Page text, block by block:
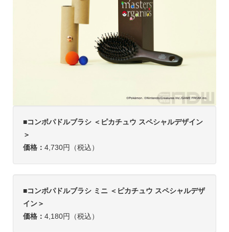
■コンボパドルブラシ ＜ピカチュウ スペシャルデザイン
＞
価格： 4,730円（税込）
■コンボパドルブラシ ミニ ＜ピカチュウ スペシャルデザ
イン＞
価格： 4,180円（税込）